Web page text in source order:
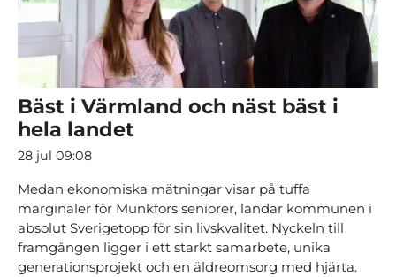
Bäst i Värmland och näst bäst i
hela landet
28 jul 09:08
Medan ekonomiska mätningar visar på tuffa
marginaler för Munkfors seniorer, landar kommunen i
absolut Sverigetopp för sin livskvalitet. Nyckeln till
framgången ligger i ett starkt samarbete, unika
generationsprojekt och en äldreomsorg med hjärta.